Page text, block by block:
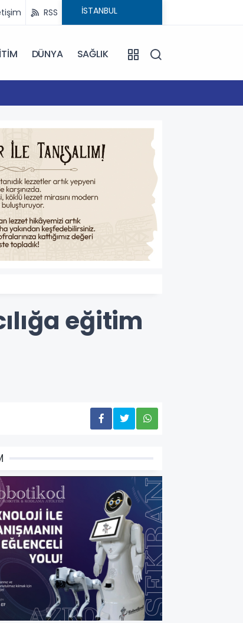
RSS
DÜNYA SAĞLIK
eğitim